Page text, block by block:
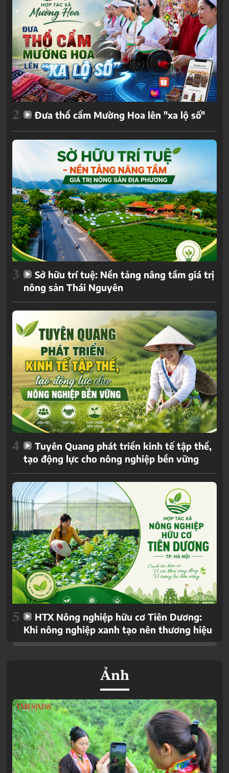
2 Đưa thổ cẩm Mường Hoa lên "xa lộ số"
3
Sở hữu trí tuệ: Nền tảng nâng tầm giá trị
nông sản Thái Nguyên
4
Tuyên Quang phát triển kinh tế tập thể,
tạo động lực cho nông nghiệp bền vững
5
HTX Nông nghiệp hữu cơ Tiên Dương:
Khi nông nghiệp xanh tạo nên thương hiệu
Ảnh